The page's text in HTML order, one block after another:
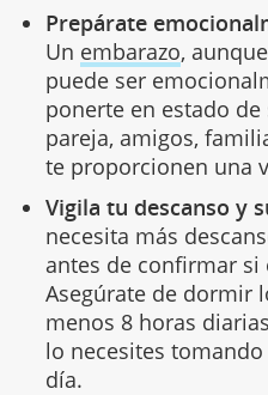
Prepárate
Un embarazo,
puede ser
ponerte en estado
pareja, amigos,
te proporcionen una
Vigila tu descanso y
necesita más
antes de confirmar si
Asegúrate de dormir
menos 8 horas
lo necesites
día.